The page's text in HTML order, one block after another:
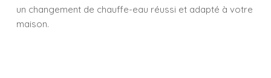
un changement de chauffe-eau réussi et adapté à votre
maison.